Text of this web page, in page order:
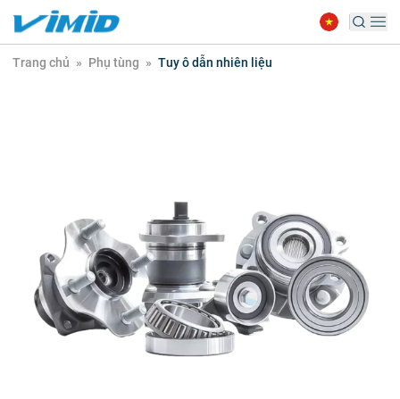
Trang chủ » Phụ tùng » Tuy ô dẫn nhiên liệu